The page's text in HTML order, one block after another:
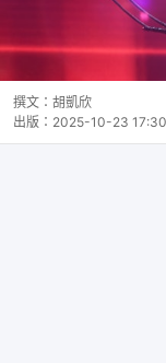
撰文： 胡凱欣
出版： 2025-10-23 17:30